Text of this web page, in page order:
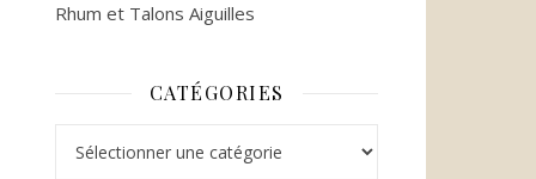
Rhum et Talons Aiguilles
CATÉGORIES